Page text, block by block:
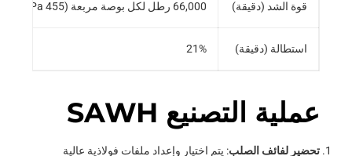
قوة الشد (دقيقة) 66,000 رطل لكل بوصة مربعة (455 MPa)
استطالة (دقيقة) 21%
عملية التصنيع SAWH
تحضير لفائف الصلب: يتم اختيار وإعداد ملفات فولاذية عالية